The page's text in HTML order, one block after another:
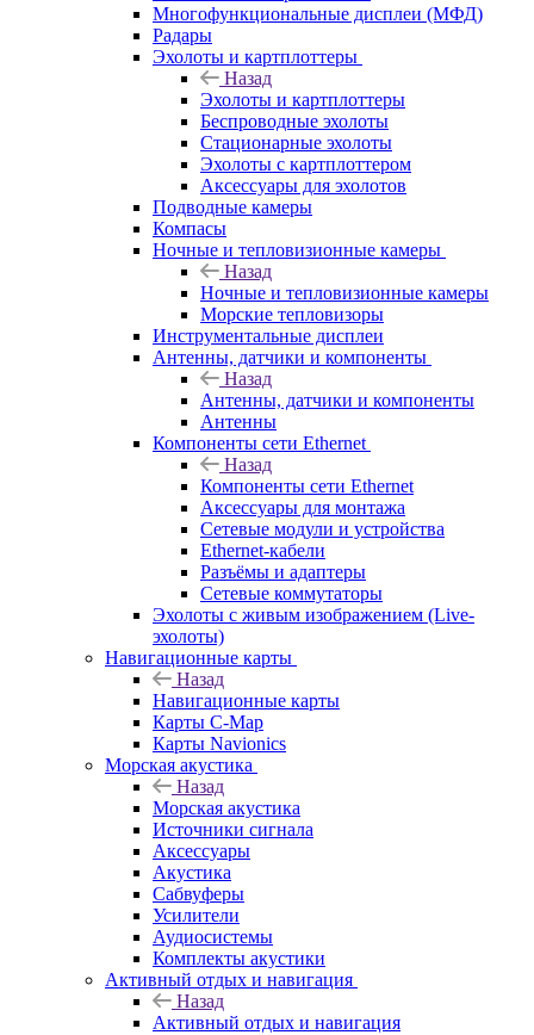
Многофункциональные дисплеи (МФД)
Радары
Эхолоты и картплоттеры
Назад
Эхолоты и картплоттеры
Беспроводные эхолоты
Стационарные эхолоты
Эхолоты с картплоттером
Аксессуары для эхолотов
Подводные камеры
Компасы
Ночные и тепловизионные камеры
Назад
Ночные и тепловизионные камеры
Морские тепловизоры
Инструментальные дисплеи
Антенны, датчики и компоненты
Назад
Антенны, датчики и компоненты
Антенны
Компоненты сети Ethernet
Назад
Компоненты сети Ethernet
Аксессуары для монтажа
Сетевые модули и устройства
Ethernet-кабели
Разъёмы и адаптеры
Сетевые коммутаторы
Эхолоты с живым изображением (Live-
эхолоты)
Навигационные карты
Назад
Навигационные карты
Карты C-Map
Карты Navionics
Морская акустика
Назад
Морская акустика
Источники сигнала
Аксессуары
Акустика
Сабвуферы
Усилители
Аудиосистемы
Комплекты акустики
Активный отдых и навигация
Назад
Активный отдых и навигация